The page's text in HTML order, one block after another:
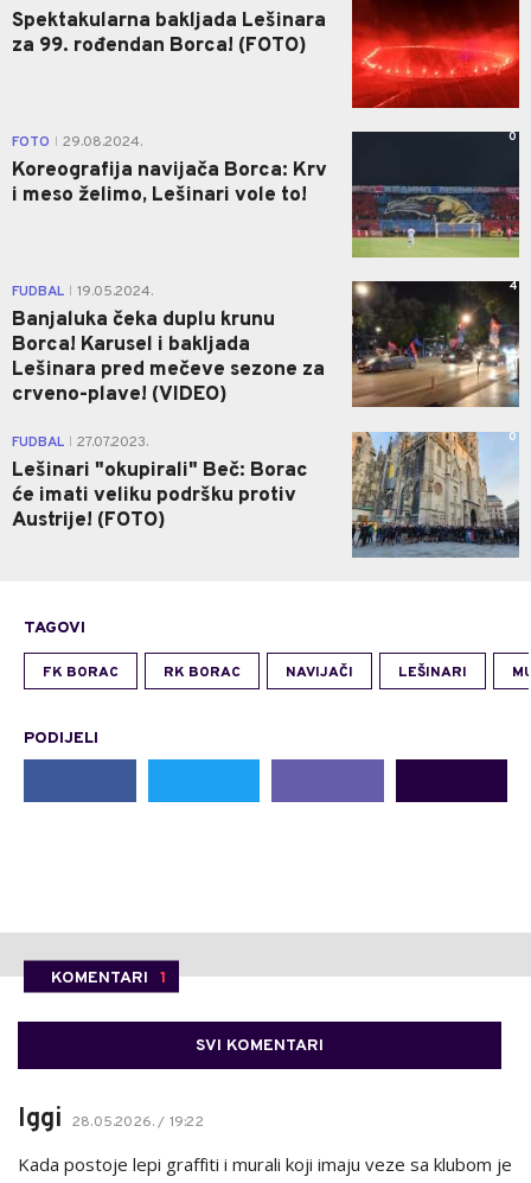
Spektakularna bakljada Lešinara
za 99. rođendan Borca! (FOTO)
FOTO 29.08.2024.
Koreografija navijača Borca: Krv
i meso želimo, Lešinari vole to!
0
FUDBAL 19.05.2024.
Banjaluka čeka duplu krunu
Borca! Karusel i bakljada
Lešinara pred mečeve sezone za
crveno-plave! (VIDEO)
4
FUDBAL 27.07.2023.
Lešinari "okupirali" Beč: Borac
će imati veliku podršku protiv
Austrije! (FOTO)
0
TAGOVI
FK BORAC RK BORAC NAVIJAČI LEŠINARI
PODIJELI
KOMENTARI 1
SVI KOMENTARI
Iggi 28.05.2026. / 19:22
Kada postoje lepi graffiti i murali koji imaju veze sa klubom je